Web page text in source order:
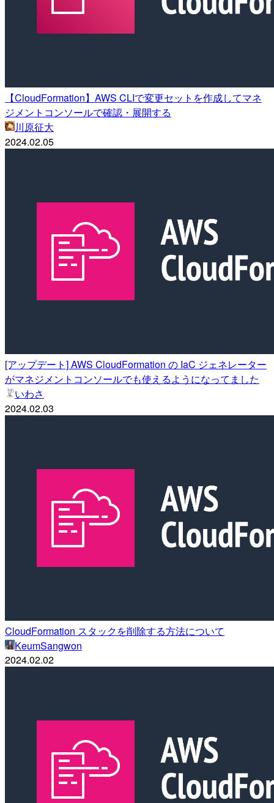
【CloudFormation】AWS CLIで変更セットを作成してマネ
ジメントコンソールで確認・展開する
川原征大
2024.02.05
[アップデート] AWS CloudFormation の IaC ジェネレーター
がマネジメントコンソールでも使えるようになってました
いわさ
2024.02.03
CloudFormation スタックを削除する方法について
KeumSangwon
2024.02.02